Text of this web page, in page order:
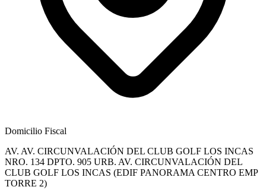
Domicilio Fiscal
AV. AV. CIRCUNVALACIÓN DEL CLUB GOLF LOS INCAS
NRO. 134 DPTO. 905 URB. AV. CIRCUNVALACIÓN DEL
CLUB GOLF LOS INCAS (EDIF PANORAMA CENTRO EMP
TORRE 2)